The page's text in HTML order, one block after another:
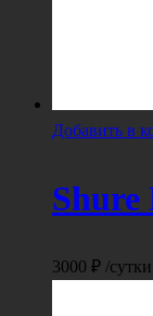
Добавить в
3000 ₽ /сутки